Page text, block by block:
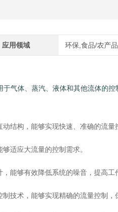
应用领域 环保,食品/农产
气体、蒸汽、液体和其他流体的
结构，能够实现快速、准确的流量
适应大流量的控制需求。
能够有效降低系统的噪音，提高工
技术，能够实现精确的流量控制，